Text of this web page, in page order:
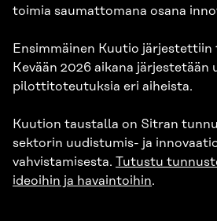
toimia saumattomana osana
Ensimmäinen Kuutio järjestettiin
Kevään 2026 aikana järjestetään
pilottitoteutuksia eri aiheista.
Kuution taustalla on Sitran
sektorin uudistumis- ja
vahvistamisesta. Tutustu
ideoihin ja havaintoihin.